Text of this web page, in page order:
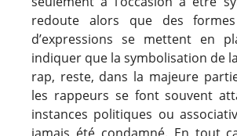
redoute alors que des
d’expressions se mettent en
indiquer que la symbolisation de
rap, reste, dans la majeure
les rappeurs se font souvent
instances politiques ou